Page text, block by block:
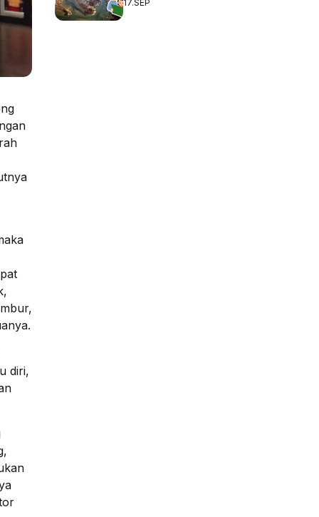
diri,
17.SEP